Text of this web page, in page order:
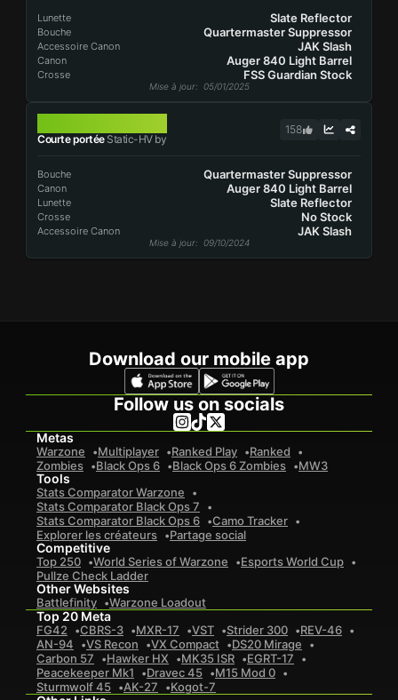
Lunette Slate Reflector
Bouche Quartermaster Suppressor
Accessoire Canon JAK Slash
Canon Auger 840 Light Barrel
Crosse FSS Guardian Stock
Mise à jour: 05/01/2025
Courte portéeStatic-HV by
158
Bouche Quartermaster Suppressor
Canon Auger 840 Light Barrel
Lunette Slate Reflector
Crosse No Stock
Accessoire Canon JAK Slash
Mise à jour: 09/10/2024
Download our mobile app
Follow us on socials
Metas
Warzone Multiplayer Ranked Play
Ranked
Zombies
Black Ops 6 Black Ops 6 Zombies MW3
Tools
Stats Comparator Warzone
Stats Comparator Black Ops 7
Stats Comparator Black Ops 6
Camo Tracker
Explorer les créateurs
Partage social
Competitive
Top 250 World Series of Warzone
Esports World Cup
Pullze Check Ladder
Other Websites
Battlefinity Warzone Loadout
Top 20 Meta
FG42 CBRS-3 MXR-17 VST Strider 300
REV-46
AN-94
VS Recon VX Compact
DS20 Mirage
Carbon 57
Hawker HX MK35 ISR
EGRT-17
Peacekeeper Mk1
Dravec 45
M15 Mod 0
Sturmwolf 45
AK-27 Kogot-7